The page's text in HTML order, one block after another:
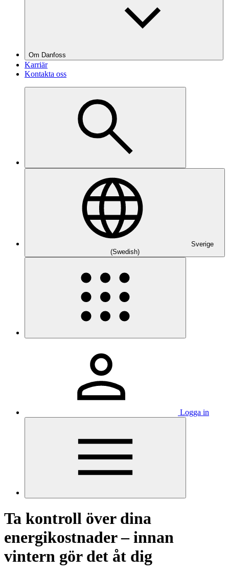
Om Danfoss
Karriär
Kontakta oss
Sverige
(Swedish)
Logga in
Ta kontroll över dina
energikostnader – innan
vintern gör det åt dig